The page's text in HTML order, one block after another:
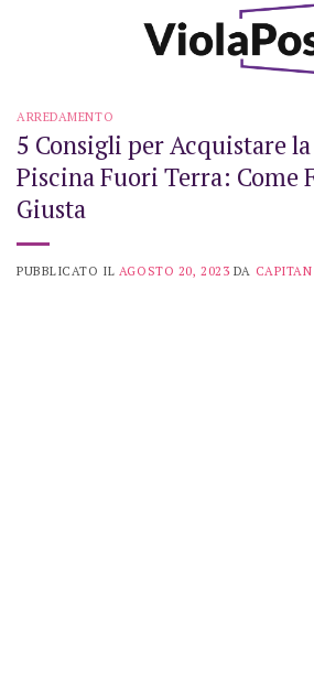
ARREDAMENTO
5 Consigli per Acquistare
Piscina Fuori Terra: Come
Giusta
PUBBLICATO IL AGOSTO 20, 2023 DA